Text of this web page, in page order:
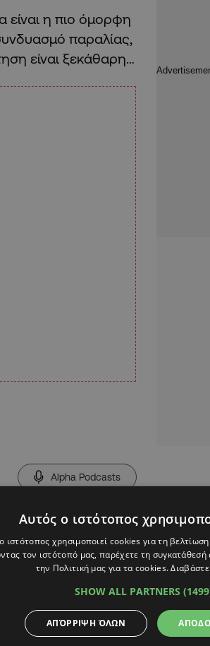
είναι η πιο όμορφη
παραλίας,
είναι ξεκάθαρη…
Alpha Podcasts
Αυτός ο ιστότοπος
ιστότοπος χρησιμοποιεί cookies για τη
τον ιστότοπό μας, παρέχετε τη
την Πολιτική μας για τα cookies.
SHOW ALL PARTNERS
ΑΠΌΡΡΙΨΗ ΌΛΩΝ